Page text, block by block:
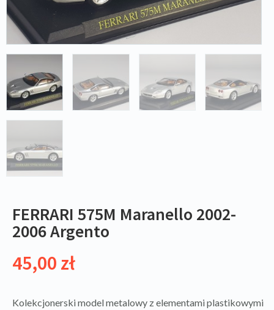
FERRARI 575M Maranello 2002-
2006 Argento
45,00 zł
Kolekcjonerski model metalowy z elementami plastikowymi